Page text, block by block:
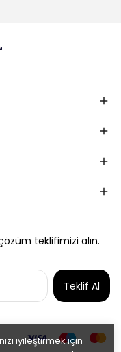
iyileştirmek için
teklifimizi alın.
Teklif Al